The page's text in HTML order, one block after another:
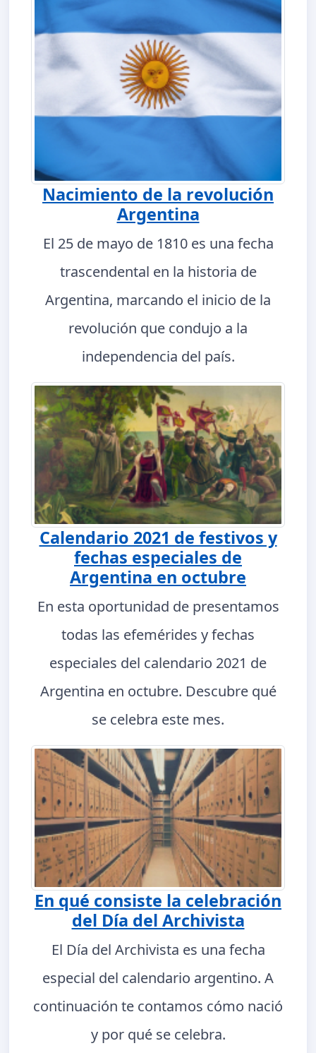
Nacimiento de la revolución
Argentina
El 25 de mayo de 1810 es una fecha
trascendental en la historia de
Argentina, marcando el inicio de la
revolución que condujo a la
independencia del país.
Calendario 2021 de festivos y
fechas especiales de
Argentina en octubre
En esta oportunidad de presentamos
todas las efemérides y fechas
especiales del calendario 2021 de
Argentina en octubre. Descubre qué
se celebra este mes.
En qué consiste la celebración
del Día del Archivista
El Día del Archivista es una fecha
especial del calendario argentino. A
continuación te contamos cómo nació
y por qué se celebra.